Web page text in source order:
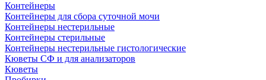
Контейнеры
Контейнеры для сбора суточной мочи
Контейнеры нестерильные
Контейнеры стерильные
Контейнеры нестерильные гистологические
Кюветы СФ и для анализаторов
Кюветы